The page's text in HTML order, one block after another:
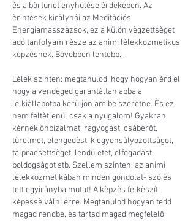
ès a bôrtünet enyhülèse èrdekèben. Az
èrintèsek kiràlynôi az Meditàciós
Energiamasszàzsok, ez a külön vègzettsèget
adó tanfolyam rèsze az animi lèlekkozmetikus
kèpzèsnek. Bôvebben lentebb...
Lèlek szinten: megtanulod, hogy hogyan èrd el,
hogy a vendèged garantàltan abba a
lelkiàllapotba kerüljön amibe szeretne. Ès ez
nem feltètlenül csak a nyugalom! Gyakran
kèrnek önbizalmat, ragyogàst, csàberôt,
türelmet, elengedèst, kiegyensùlyozottsàgot,
talpraesettsèget, lendületet, elfogadàst,
boldogsàgot stb. Szellem szinten: az animi
lèlekkozmetikàban minden gondolat- szó ès
tett egyirànyba mutat! A kèpzès felkèszít
kèpessè vàlni erre. Megtanulod hogyan tedd
magad rendbe, ès tartsd magad megfelelô